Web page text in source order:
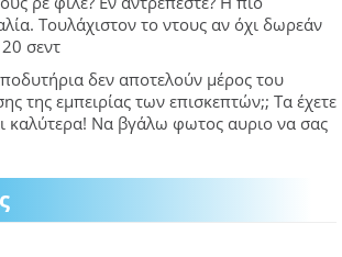
Τουλάχιστον το ντους αν όχι δωρεάν
σεντ
δεν αποτελούν μέρος του
της εμπειρίας των επισκεπτών;; Τα έχετε
καλύτερα! Να βγάλω φωτος αυριο να σας